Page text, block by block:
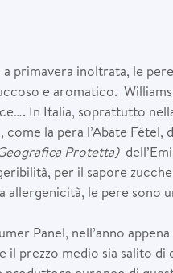
a primavera inoltrata, le
e aromatico.
In Italia, soprattutto
la pera l’Abate
Protetta)
per il sapore
allergenicità, le pere sono
Panel, nell’anno
prezzo medio sia salito di